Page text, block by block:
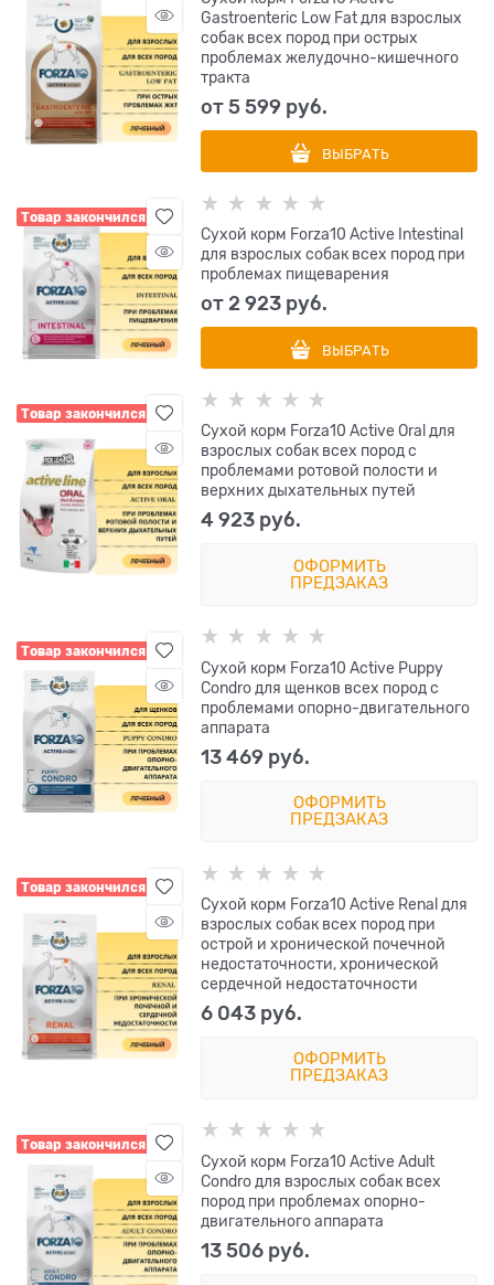
Gastroenteric Low Fat для взрослых
собак всех пород при острых
проблемах желудочно-кишечного
тракта
от5 599 руб.
ВЫБРАТЬ
Товар закончился
Сухой корм Forza10 Active Intestinal
для взрослых собак всех пород при
проблемах пищеварения
от2 923 руб.
ВЫБРАТЬ
Товар закончился
Сухой корм Forza10 Active Oral для
взрослых собак всех пород с
проблемами ротовой полости и
верхних дыхательных путей
4 923 руб.
ОФОРМИТЬ
ПРЕДЗАКАЗ
Товар закончился
Сухой корм Forza10 Active Puppy
Condro для щенков всех пород с
проблемами опорно-двигательного
аппарата
13 469 руб.
ОФОРМИТЬ
ПРЕДЗАКАЗ
Товар закончился
Сухой корм Forza10 Active Renal для
взрослых собак всех пород при
острой и хронической почечной
недостаточности, хронической
сердечной недостаточности
6 043 руб.
ОФОРМИТЬ
ПРЕДЗАКАЗ
Товар закончился
Сухой корм Forza10 Active Adult
Condro для взрослых собак всех
пород при проблемах опорно-
двигательного аппарата
13 506 руб.